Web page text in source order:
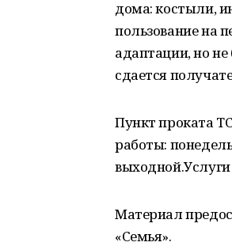
дома: костыли,
пользование на
адаптации, но не
сдается
Пункт проката
работы:
Материал
«Семья».